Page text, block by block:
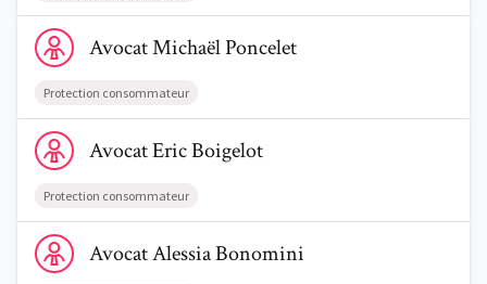
Voir le profil de AvocatMichaël Poncelet
AvocatMichaëlPoncelet
Protection consommateur
Voir le profil de AvocatEric Boigelot
AvocatEricBoigelot
Protection consommateur
Voir le profil de AvocatAlessia Bonomini
AvocatAlessiaBonomini